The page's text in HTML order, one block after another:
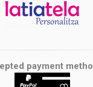
payment